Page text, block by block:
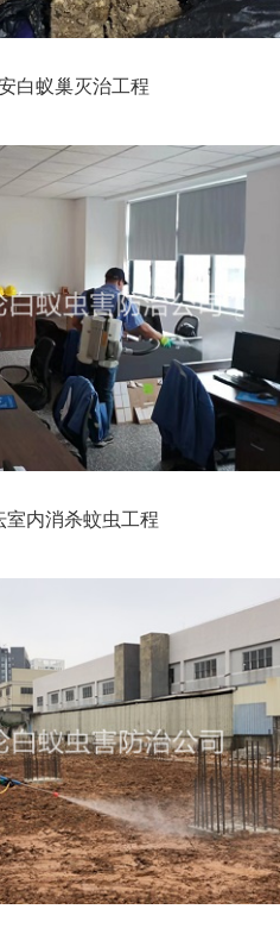
白蚁巢灭治工程
室内消杀蚊虫工程